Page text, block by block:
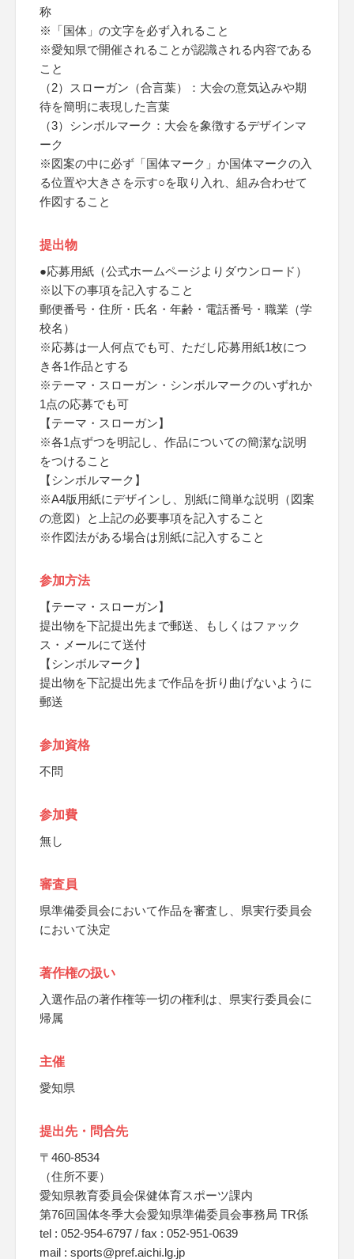
称
※「国体」の文字を必ず入れること
※愛知県で開催されることが認識される内容である
こと
（2）スローガン（合言葉）：大会の意気込みや期
待を簡明に表現した言葉
（3）シンボルマーク：大会を象徴するデザインマ
ーク
※図案の中に必ず「国体マーク」か国体マークの入
る位置や大きさを示す○を取り入れ、組み合わせて
作図すること
提出物
●応募用紙（公式ホームページよりダウンロード）
※以下の事項を記入すること
郵便番号・住所・氏名・年齢・電話番号・職業（学
校名）
※応募は一人何点でも可、ただし応募用紙1枚につ
き各1作品とする
※テーマ・スローガン・シンボルマークのいずれか
1点の応募でも可
【テーマ・スローガン】
※各1点ずつを明記し、作品についての簡潔な説明
をつけること
【シンボルマーク】
※A4版用紙にデザインし、別紙に簡単な説明（図案
の意図）と上記の必要事項を記入すること
※作図法がある場合は別紙に記入すること
参加方法
【テーマ・スローガン】
提出物を下記提出先まで郵送、もしくはファック
ス・メールにて送付
【シンボルマーク】
提出物を下記提出先まで作品を折り曲げないように
郵送
参加資格
不問
参加費
無し
審査員
県準備委員会において作品を審査し、県実行委員会
において決定
著作権の扱い
入選作品の著作権等一切の権利は、県実行委員会に
帰属
主催
愛知県
提出先・問合先
〒460-8534
（住所不要）
愛知県教育委員会保健体育スポーツ課内
第76回国体冬季大会愛知県準備委員会事務局 TR係
tel : 052-954-6797 / fax : 052-951-0639
mail : sports@pref.aichi.lg.jp